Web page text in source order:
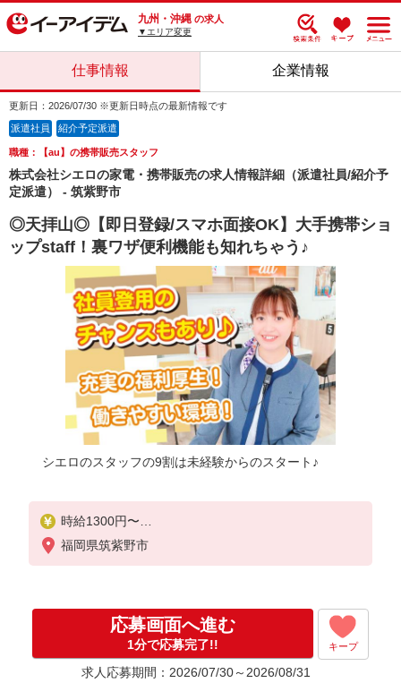
九州・沖縄 の求人
▼エリア変更
仕事情報 企業情報
更新日：2026/07/30 ※更新日時点の最新情報です
派遣社員 紹介予定派遣
職種：【au】の携帯販売スタッフ
株式会社シエロの家電・携帯販売の求人情報詳細（派遣社員/紹介予
定派遣） - 筑紫野市
◎天拝山◎【即日登録/スマホ面接OK】大手携帯ショ
ップstaff！裏ワザ便利機能も知れちゃう♪
シエロのスタッフの9割は未経験からのスタート♪
時給1300円〜
※残業代支給
★交通費別途支給（規定あり）
入社祝い金10万円支給(規定有)
お友達を紹介頂くと,
インセンティブ支給(規定有)
福岡県筑紫野市
応募画面へ進む
1分で応募完了!! キープ
求人応募期間：2026/07/30～2026/08/31